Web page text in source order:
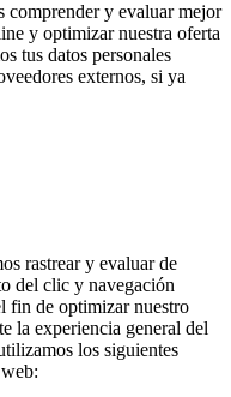
comprender y evaluar mejor
y optimizar nuestra oferta
tus datos personales
externos, si ya
rastrear y evaluar de
del clic y navegación
fin de optimizar nuestro
la experiencia general del
los siguientes